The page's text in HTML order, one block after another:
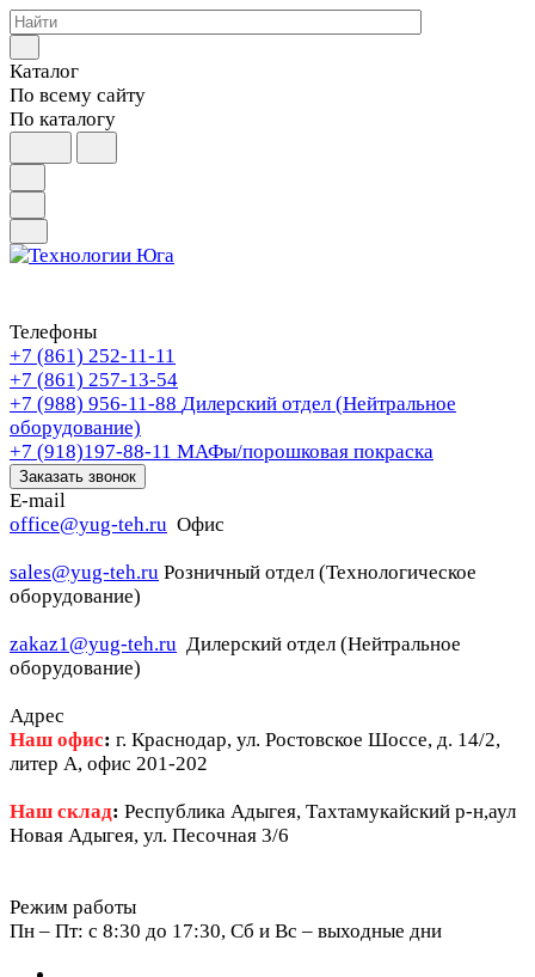
Каталог
По всему сайту
По каталогу
Телефоны
+7 (861) 252-11-11
+7 (861) 257-13-54
+7 (988) 956-11-88 Дилерский отдел (Нейтральное
оборудование)
+7 (918)197-88-11 МАФы/порошковая покраска
Заказать звонок
E-mail
office@yug-teh.ru Офис
sales@yug-teh.ru Розничный отдел (Технологическое
оборудование)
zakaz1@yug-teh.ru Дилерский отдел (Нейтральное
оборудование)
Адрес
Наш офис: г. Краснодар, ул. Ростовское Шоссе, д. 14/2,
литер А, офис 201-202
Наш склад: Республика Адыгея, Тахтамукайский р-н,аул
Новая Адыгея, ул. Песочная 3/6
Режим работы
Пн – Пт: c 8:30 до 17:30, Сб и Вс – выходные дни